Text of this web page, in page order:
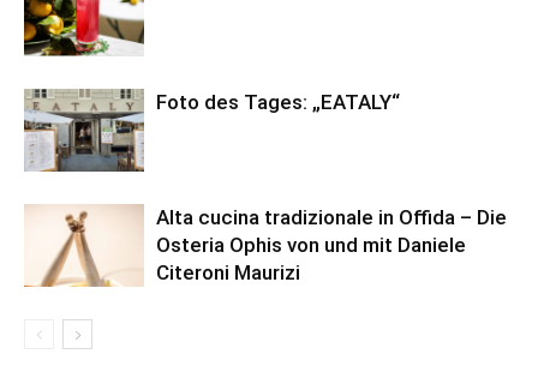
Foto des Tages: „EATALY“
Alta cucina tradizionale in Offida – Die
Osteria Ophis von und mit Daniele
Citeroni Maurizi